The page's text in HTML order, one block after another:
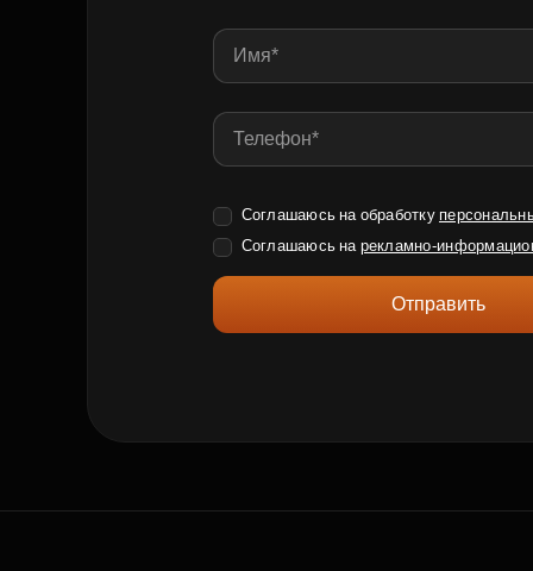
Соглашаюсь на обработку
Соглашаюсь на рекламно-
Отправить